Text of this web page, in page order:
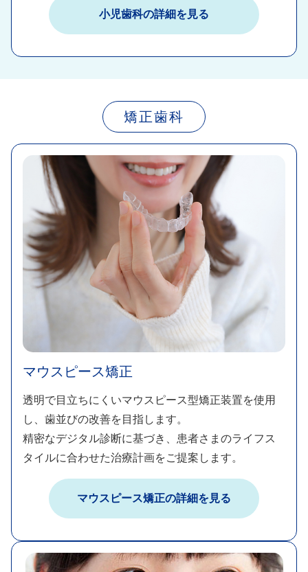
小児歯科の詳細を見る​
矯正歯科​
マウスピース矯正
透明で目立ちにくいマウスピース型矯正装置を使用
し、歯並びの改善を目指します。​
精密なデジタル診断に基づき、患者さまのライフス
タイルに合わせた治療計画をご提案します。
マウスピース矯正の詳細を見る​